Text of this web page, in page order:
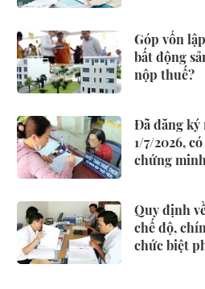
Góp vốn
bất động
nộp thuế?
Đã đăng
1/7/2026,
chứng
Quy định
chế độ,
chức biệt